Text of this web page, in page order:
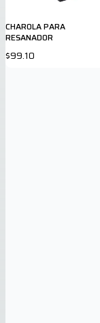
CHAROLA PARA
RESANADOR
$99.10